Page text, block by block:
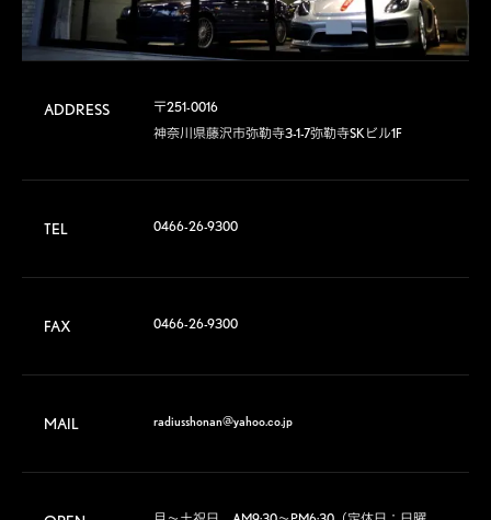
ADDRESS
〒251-0016
神奈川県藤沢市弥勒寺3-1-7弥勒寺SKビル1F
TEL 0466-26-9300
FAX 0466-26-9300
MAIL radiusshonan@yahoo.co.jp